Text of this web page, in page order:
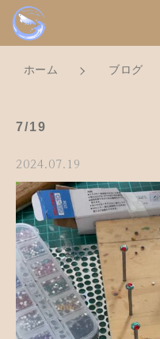
ホーム ブログ
7/19
2024.07.19
ログイン / 会員登
お気に入り
新着商品から探す
Tomorrow is a new day
ショッピングガイド
餌木
木工
こ
価格帯
その他
在庫あり